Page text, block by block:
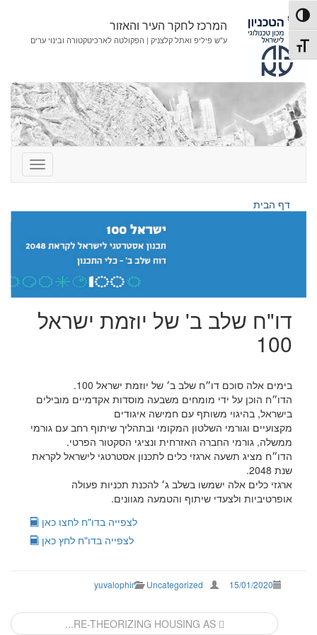
דלג
לתוכן
דלג
לניווט
הפעל/כבה ניגודיות גבוהה
מתג גודל גופן
המרכז לחקר העיר והאזור
ע"ש פיליפ ואתל קלצניק | הפקולטה לארכיטקטורה ובינוי ערים
דף הבית
דו"ח שלב ב' של יוזמת ישראל
100
בימים אלה סוכם דו״ח שלב ב׳ של יוזמת ישראל 100.
הדו״ח הוכן על ידי מומחים משבעה מוסדות אקדמיים מובילים
בישראל, בהיגוי משותף עם חמישה איגודים
מקצועיים וגורמי השלטון המקומי ובתהליך שיתוף רחב עם גורמי
ממשלה, גורמי החברה האזרחית ונציגי הסקטור הפרטי.
הדו״ח מציג תשעה ארגזי כלים לתכנון אסטרטגי לישראל לקראת
שנת 2048.
ארגזי כלים אלה ישמשו בשלב ג׳ להכנת תכניות פעולה
אופרטיביות ולצעדי שיתוף והטמעה מגוונים.
לצפייה בדו"ח לחצו כאן
לצפייה בדו"ח לחץ כאן
15/01/2020
yuvalophir Uncategorized
Post
RE-THEORIZING HOUSING AS...